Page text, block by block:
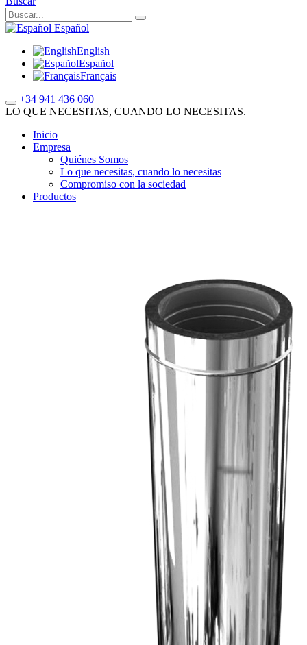
Español
English
Español
Français
+34 941 436 060
LO QUE NECESITAS, CUANDO LO NECESITAS.
Inicio
Empresa
Quiénes Somos
Lo que necesitas, cuando lo necesitas
Compromiso con la sociedad
Productos